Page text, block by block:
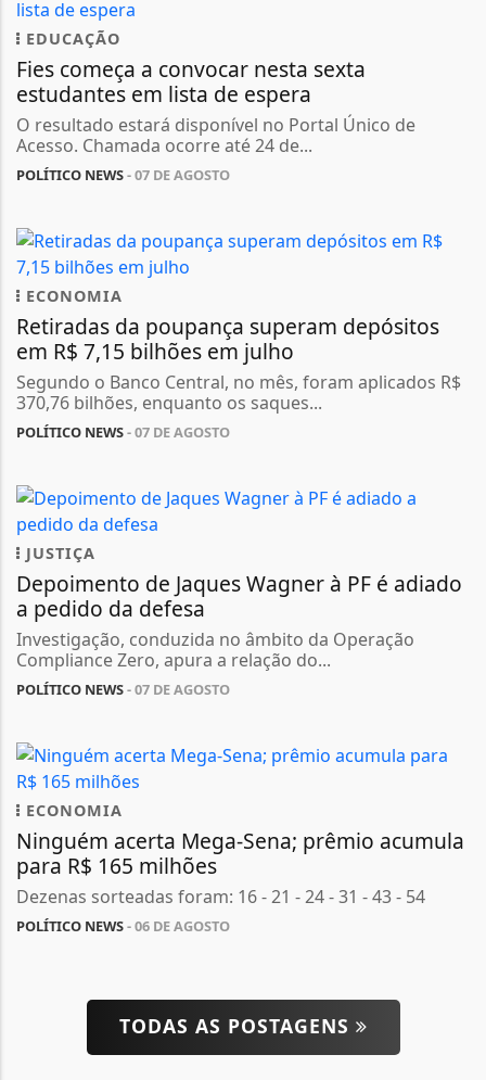
EDUCAÇÃO
Fies começa a convocar nesta sexta
estudantes em lista de espera
O resultado estará disponível no Portal Único de
Acesso. Chamada ocorre até 24 de...
POLÍTICO NEWS- 07 DE AGOSTO
ECONOMIA
Retiradas da poupança superam depósitos
em R$ 7,15 bilhões em julho
Segundo o Banco Central, no mês, foram aplicados R$
370,76 bilhões, enquanto os saques...
POLÍTICO NEWS- 07 DE AGOSTO
JUSTIÇA
Depoimento de Jaques Wagner à PF é adiado
a pedido da defesa
Investigação, conduzida no âmbito da Operação
Compliance Zero, apura a relação do...
POLÍTICO NEWS- 07 DE AGOSTO
ECONOMIA
Ninguém acerta Mega-Sena; prêmio acumula
para R$ 165 milhões
Dezenas sorteadas foram: 16 - 21 - 24 - 31 - 43 - 54
POLÍTICO NEWS- 06 DE AGOSTO
TODAS AS POSTAGENS